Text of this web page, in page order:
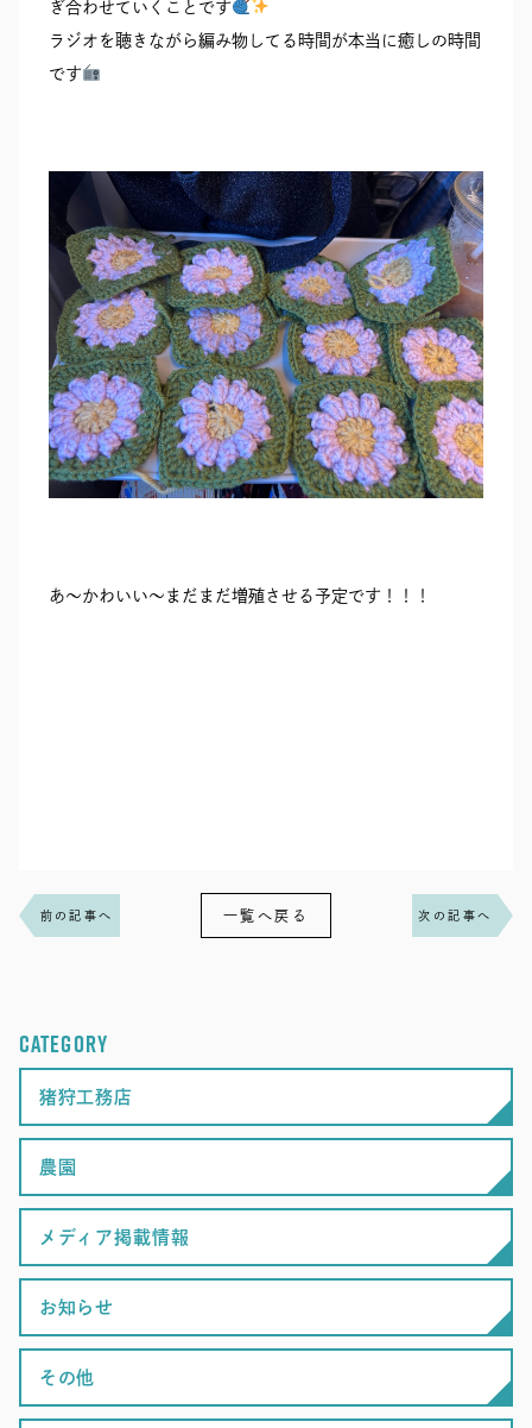
ぎ合わせていくことです
ラジオを聴きながら編み物してる時間が本当に癒しの時間
です
あ～かわいい～まだまだ増殖させる予定です！！！
前の記事へ 一覧へ戻る 次の記事へ
CATEGORY
猪狩工務店
農園
メディア掲載情報
お知らせ
その他